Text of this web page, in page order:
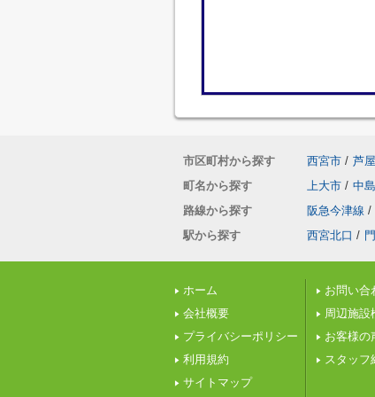
市区町村から探す 西宮市 / 芦
町名から探す
上大市 / 中
路線から探す
阪急今津線 /
駅から探す
西宮北口 /
ホーム
会社概要
プライバシーポリシー
利用規約
サイトマップ
お問い合
周辺施設
お客様の
スタッフ